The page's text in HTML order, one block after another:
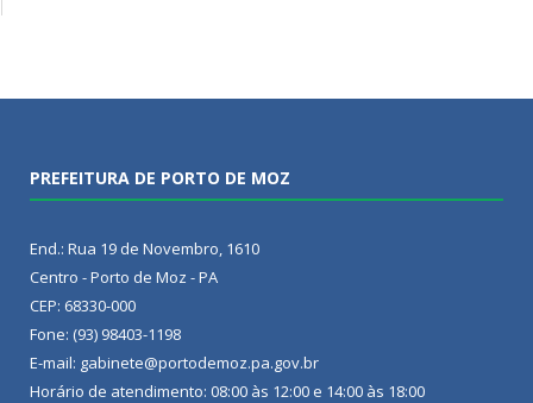
PREFEITURA DE PORTO DE MOZ
End.: Rua 19 de Novembro, 1610
Centro - Porto de Moz - PA
CEP: 68330-000
Fone: (93) 98403-1198
E-mail: gabinete@portodemoz.pa.gov.br
Horário de atendimento: 08:00 às 12:00 e 14:00 às 18:00